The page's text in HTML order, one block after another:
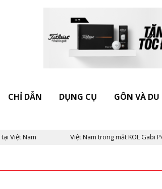
CHỈ DẪN DỤNG CỤ GÔN VÀ DU
Việt Nam trong mắt KOL Gabi Powel: “Choáng